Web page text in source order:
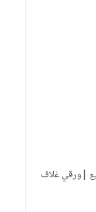
|ورقي غلاف